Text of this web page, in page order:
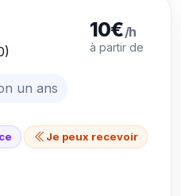
un ans
10€/h
à partir de
Je peux recevoir